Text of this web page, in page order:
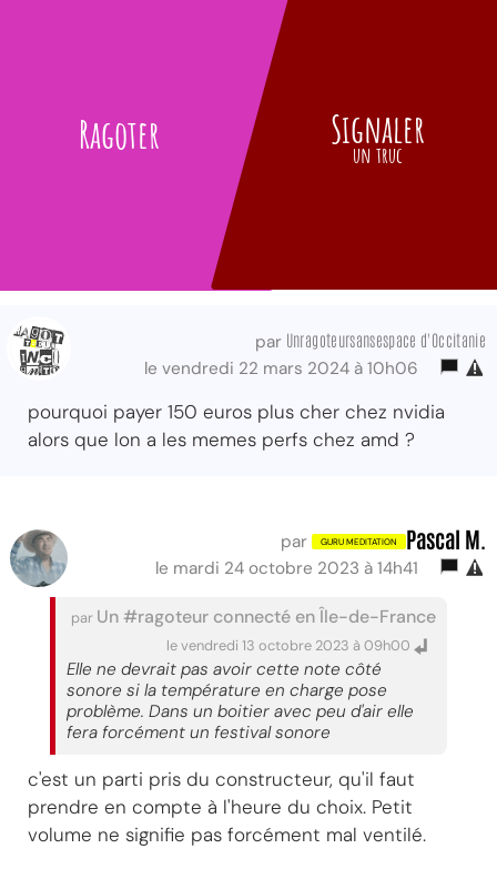
Ragoter Signaler
un truc
par Unragoteursansespace d'Occitanie
le vendredi 22 mars 2024 à 10h06
pourquoi payer 150 euros plus cher chez nvidia
alors que lon a les memes perfs chez amd ?
par Pascal M.
le mardi 24 octobre 2023 à 14h41
par Un #ragoteur connecté en Île-de-France
le vendredi 13 octobre 2023 à 09h00
Elle ne devrait pas avoir cette note côté
sonore si la température en charge pose
problème. Dans un boitier avec peu d'air elle
fera forcément un festival sonore
c'est un parti pris du constructeur, qu'il faut
prendre en compte à l'heure du choix. Petit
volume ne signifie pas forcément mal ventilé.